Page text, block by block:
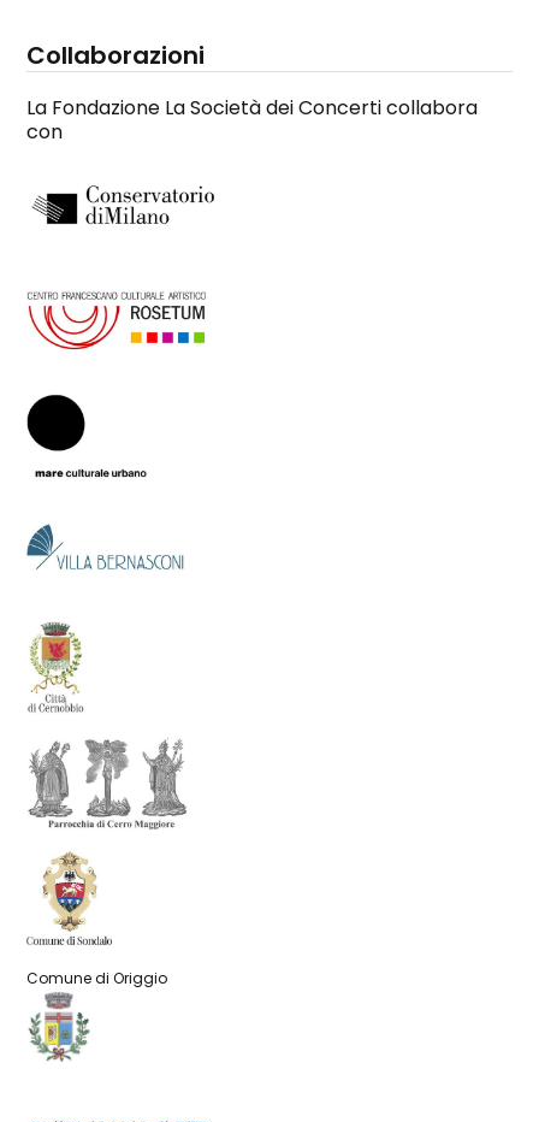
Collaborazioni
La Fondazione La Società dei Concerti collabora
con
Comune di Origgio